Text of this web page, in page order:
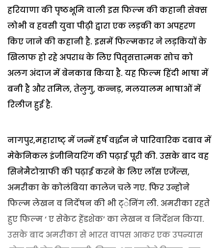
हरियाणा की पृष्ठभूमि वाली इस फिल्म की कहानी सेक्स
लोभी व हवसी युवा पीढ़ी द्वारा एक लड़की का अपहरण
किए जाने की कहानी है. इसमें फिल्मकार ने लड़कियों के
खिलाफ हो रहे अपराध के लिए पितृसत्तात्मक सोच को
अलग अंदाज में बेनकाब किया है. यह फिल्म हिंदी भाषा में
बनी है और तमिल, तेलुगु, कन्नड़, मलयालम भाषाओं में
रिलीज हुई है.
नागपुर,महाराष्ट् में जन्में हर्ष वर्द्धन ने पारिवारिक दबाव में
मेकेनिकल इंजीनियरिंग की पढ़ाई पूरी की. उसके बाद वह
सिनेमैटोग्राफी की पढ़ाई करने के लिए लाॅस एजेंल्स,
अमरीका के कोलंबिया कालेज चले गए. फिर उन्होने
फिल्म लेखन व निर्देषन की भी ट्ेनिंग ली. अमरीका रहते
हुए फिल्म ‘ ए सेकेट हेंडशेक’ का लेखन व निर्देशन किया.
उसके बाद अमरीका से भारत वापस आकर एक उपन्यास